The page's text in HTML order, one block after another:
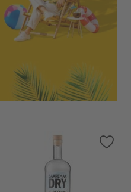
Pievienot vēlmju sarakstam